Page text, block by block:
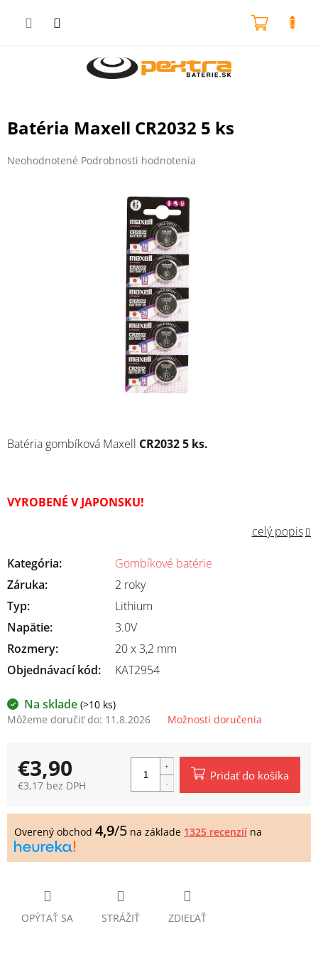
Batéria Maxell CR2032 5 ks
Priemerné
Neohodnotené Podrobnosti hodnotenia
Na sklade (>10 ks)
Môžeme doručiť do: 11.8.2026 Možnosti doručenia
Batéria gombíková Maxell CR2032 5 ks.
VYROBENÉ V JAPONSKU!
celý popis
OPÝTAŤ SA STRÁŽIŤ ZDIEĽAŤ
Kategória:
Gombíkové batérie
Záruka:
2 roky
Typ:
Lithium
Napätie:
3.0V
Rozmery:
20 x 3,2 mm
Objednávací kód:
KAT2954
€3,90
€3,17 bez DPH
cena:
Pridať do košíka
Overený obchod 4,9/5 na základe 1325 recenzií na